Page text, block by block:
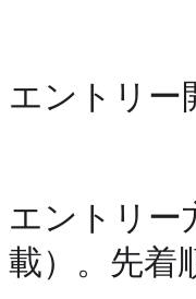
エントリー
エントリー
載）。先着